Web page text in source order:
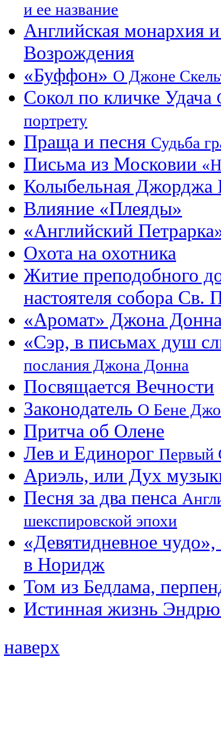
и ее название
Английская монархия
Возрождения
«Буффон» О Джоне
Сокол по кличке Удача
портрету
Праща и песня Судьба
Письма из Московии
Колыбельная Джорджа
Влияние «Плеяды»
«Английский
Охота на охотника
Житие преподобного
настоятеля собора Св.
«Аромат» Джона
«Сэр, в письмах душ
послания Джона Донна
Посвящается Вечности
Законодатель О Бене
Притча об Олене
Лев и Единорог Первый
Ариэль, или Дух
Песня за два пенса
шекспировской эпохи
«Девятидневное
в Норидж
Том из Бедлама,
Истинная жизнь
наверх